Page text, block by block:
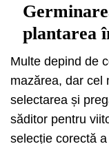
plantarea
Multe depind de
mazărea, dar cel
selectarea și
săditor pentru
selecție corectă